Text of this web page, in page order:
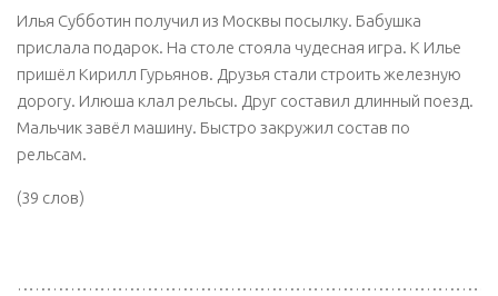
Илья Субботин получил из Москвы посылку. Бабушка
прислала подарок. На столе стояла чудесная игра. К Илье
пришёл Кирилл Гурьянов. Друзья стали строить железную
дорогу. Илюша клал рельсы. Друг составил длинный поезд.
Мальчик завёл машину. Быстро закружил состав по
рельсам.
(39 слов)